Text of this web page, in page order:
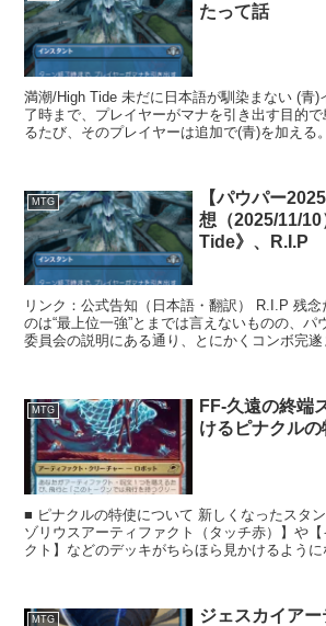
たって話
満潮/High Tide 未だに日本語が馴染まない (青)インスタントターン終
了時まで、プレイヤーがマナを引き出す目的
るたび、そのプレイヤーは追加で(青)を加える。 ついにパウパー
MTG
【パウパー
想（2025/11/
Tide》、R.I.P
リンク：公式告知（日本語・翻訳） R.I.P 残念だが当然。強さそのも
のは“最上位一強”とまでは言えないものの、パ
委員会の説明にある通り、とにかくコンボ完
MTG
FF-久遠の終端
けるピナクルの
■ ピナクルの特使について 新しくなったスタンダード環境で、【ア
ゾリウスアーティファクト（タッチ赤）】や
クト】などのデッキがちらほら見かけるようにな
MTG
ジェスカイア